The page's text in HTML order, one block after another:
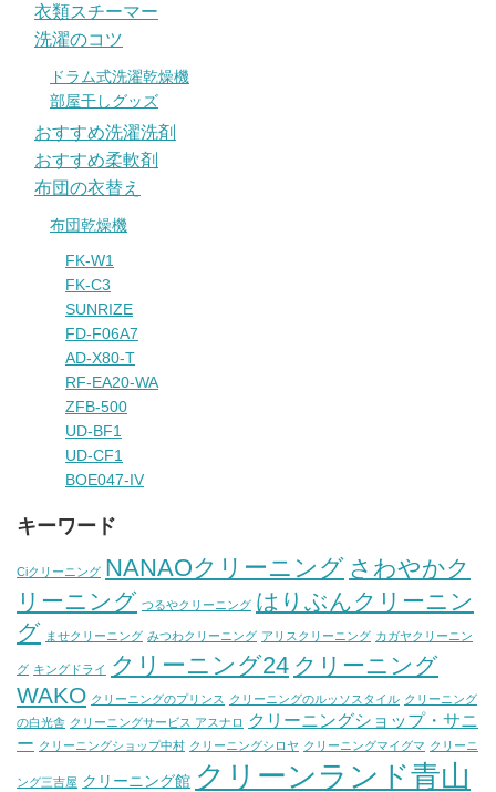
衣類スチーマー
洗濯のコツ
ドラム式洗濯乾燥機
部屋干しグッズ
おすすめ洗濯洗剤
おすすめ柔軟剤
布団の衣替え
布団乾燥機
FK-W1
FK-C3
SUNRIZE
FD-F06A7
AD-X80-T
RF-EA20-WA
ZFB-500
UD-BF1
UD-CF1
BOE047-IV
キーワード
Ciクリーニング NANAOクリーニング さわやかク
リーニング つるやクリーニング はりぶんクリーニン
グ ませクリーニング みつわクリーニング アリスクリーニング カガヤクリーニン
グ キングドライ クリーニング24 クリーニング
WAKO クリーニングのプリンス クリーニングのルッソスタイル クリーニング
の白光舎 クリーニングサービス アスナロ
クリーニングショップ・サニ
ー クリーニングショップ中村 クリーニングシロヤ クリーニングマイグマ クリーニ
ング三吉屋 クリーニング館 クリーンランド青山